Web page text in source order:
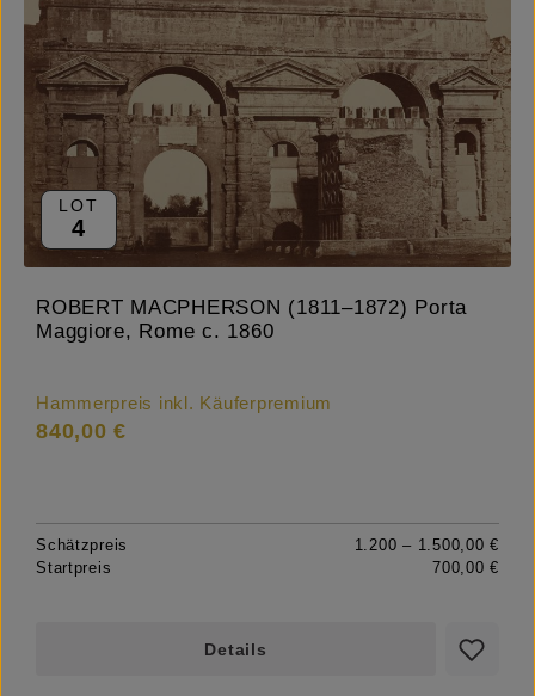
LOT
4
ROBERT MACPHERSON (1811–1872) Porta
Maggiore, Rome c. 1860
Hammerpreis inkl. Käuferpremium
840,00 €
Schätzpreis
1.200 – 1.500,00 €
Startpreis
700,00 €
Details